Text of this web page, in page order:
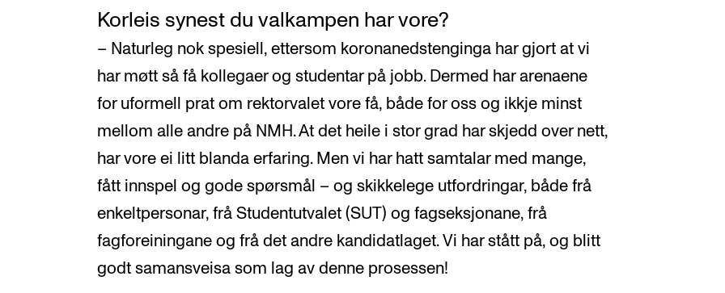
Korleis synest du valkampen har vore?
– Naturleg nok spesiell, ettersom koronanedstenginga har gjort at vi
har møtt så få kollegaer og studentar på jobb. Dermed har arenaene
for uformell prat om rektorvalet vore få, både for oss og ikkje minst
mellom alle andre på NMH. At det heile i stor grad har skjedd over nett,
har vore ei litt blanda erfaring. Men vi har hatt samtalar med mange,
fått innspel og gode spørsmål – og skikkelege utfordringar, både frå
enkeltpersonar, frå Studentutvalet (SUT) og fagseksjonane, frå
fagforeiningane og frå det andre kandidatlaget. Vi har stått på, og blitt
godt samansveisa som lag av denne prosessen!